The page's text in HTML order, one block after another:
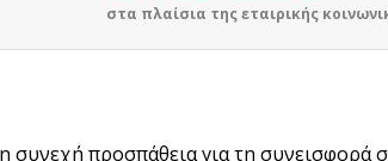
στα πλαίσια της εταιρικής
συνεχή προσπάθεια για τη συνεισφορά